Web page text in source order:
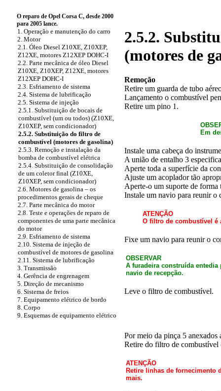
O reparo de Opel Corsa C, desde 2000
para 2005 lance.
1. Operação e manutenção do carro
2. Motor
2.1. Óleo Diesel Z10XE, Z10XEP,
Z12XE, motores Z12XEP DOHC-I
2.2. Parte mecânica de óleo Diesel
Z10XE, Z10XEP, Z12XE, motores
Z12XEP DOHC-I
2.3. Esfriamento de sistema
2.4. Sistema de lubrificação
2.5. Sistema de injeção
2.5.1. Substituição de bocais de
combustível (um ou todos) (Z10XE,
Z10XEP, sem condicionador)
2.5.2. Substituição do filtro de
combustível (motores de gasolina)
2.5.3. Remoção e instalação da
bomba de combustível elétrica
2.5.4. Substituição de consolidação
de um coletor final (Z10XE,
Z10XEP, sem condicionador)
2.6. Motores de gasolina – os
procedimentos gerais de cheque
2.7. Parte mecânica do motor
2.8. Teste e operações de reparo de
componentes de uma parte mecânica
do motor
2.9. Esfriamento de sistema
2.10. Sistema de injeção de
combustível de motores de gasolina
2.11. Sistema de lubrificação
3. Transmissão
4. Gerência de engrenagem
5. Direção de mecanismo
6. Sistema de freios
7. Equipamento elétrico de bordo
8. Corpo
9. Esquemas de equipamento elétrico
2.5.2.
(motores de
Remoção
Retire um guarda de tubo
Lançamento o combustível
Retire um pino 1.
Em
Instale uma cabeça do
A união de entalho 3
Aperte toda a superfície da
Ajuste um acoplador tão
Aperte-o um suporte de forma
Instale um navio para reunir o
ATENÇÃO
O filtro de combustível é
Fixe um navio para reunir o
OBSERVAR
A furadeira construída
navio de recepção.
Leve o filtro de combustível.
Por meio da pinça 5
Retire do filtro de combustível
ATENÇÃO
Retire linhas de
mais.